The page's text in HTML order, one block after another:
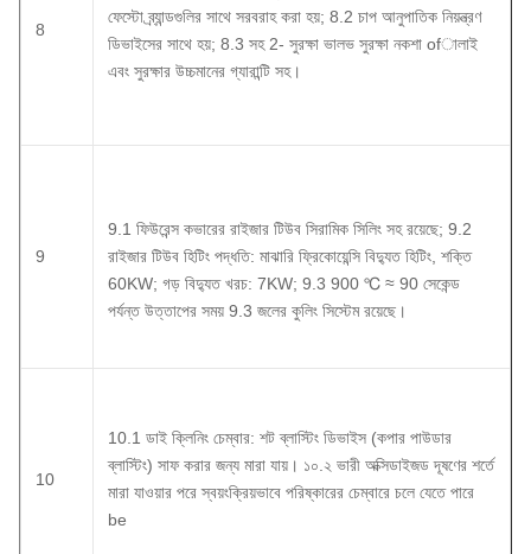
8
ফেস্টো ব্র্যান্ডগুলির সাথে সরবরাহ করা হয়; 8.2 চাপ আনুপাতিক নিয়ন্ত্রণ
ডিভাইসের সাথে হয়; 8.3 সহ 2- সুরক্ষা ভালভ সুরক্ষা নকশা ofালাই
এবং সুরক্ষার উচ্চমানের গ্যারান্টি সহ।
9
9.1 ফিউরেন্স কভারের রাইজার টিউব সিরামিক সিলিং সহ রয়েছে; 9.2
রাইজার টিউব হিটিং পদ্ধতি: মাঝারি ফ্রিকোয়েন্সি বিদ্যুত হিটিং, শক্তি
60KW; গড় বিদ্যুত খরচ: 7KW; 9.3 900 ℃ ≈ 90 সেকেন্ড
পর্যন্ত উত্তাপের সময় 9.3 জলের কুলিং সিস্টেম রয়েছে।
10
10.1 ডাই ক্লিনিং চেম্বার: শট ব্লাস্টিং ডিভাইস (কপার পাউডার
ব্লাস্টিং) সাফ করার জন্য মারা যায়। ১০.২ ভারী অক্সিডাইজড দূষণের শর্তে
মারা যাওয়ার পরে স্বয়ংক্রিয়ভাবে পরিষ্কারের চেম্বারে চলে যেতে পারে
be